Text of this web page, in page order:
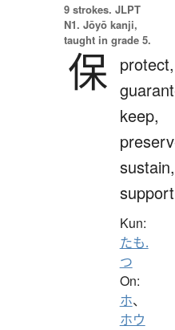
9 strokes. JLPT
N1. Jōyō kanji,
taught in grade 5.
保 protect,
keep,
sustain,
support
Kun:
たも.
つ
On:
ホ、
ホウ